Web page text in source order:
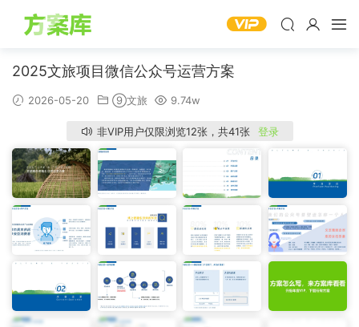
2025文旅项目微信公众号运营方案
2026-05-20 ⑨文旅 9.74w
非VIP用户仅限浏览12张，共41张 登录